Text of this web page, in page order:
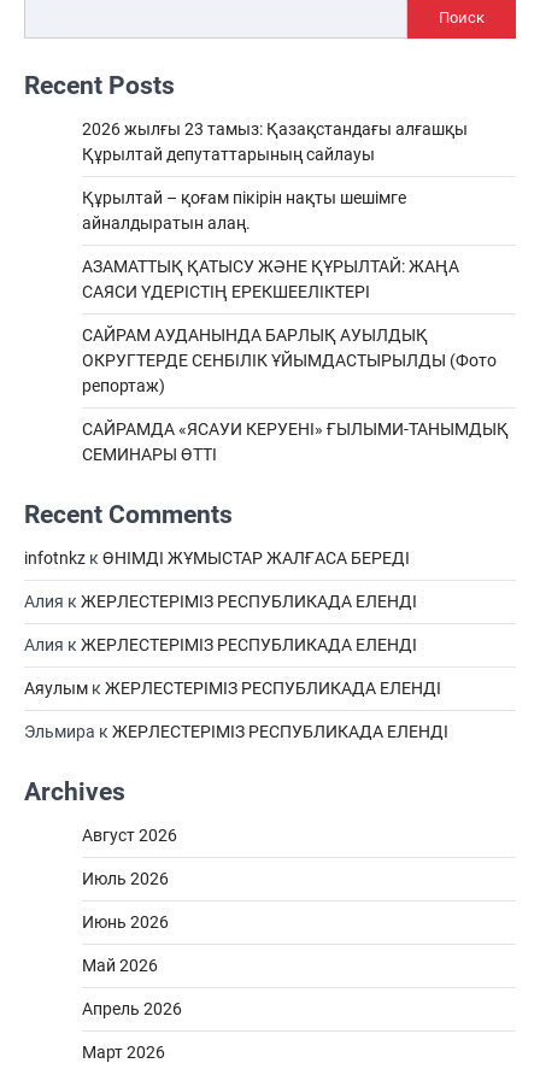
Поиск
Recent Posts
2026 жылғы 23 тамыз: Қазақстандағы алғашқы
Құрылтай депутаттарының сайлауы
Құрылтай – қоғам пікірін нақты шешімге
айналдыратын алаң.
АЗАМАТТЫҚ ҚАТЫСУ ЖӘНЕ ҚҰРЫЛТАЙ: ЖАҢА
САЯСИ ҮДЕРІСТІҢ ЕРЕКШEЕЛІКТЕРІ
САЙРАМ АУДАНЫНДА БАРЛЫҚ АУЫЛДЫҚ
ОКРУГТЕРДЕ СЕНБІЛІК ҰЙЫМДАСТЫРЫЛДЫ (Фото
репортаж)
САЙРАМДА «ЯСАУИ КЕРУЕНІ» ҒЫЛЫМИ-ТАНЫМДЫҚ
СЕМИНАРЫ ӨТТІ
Recent Comments
infotnkz к ӨНІМДІ ЖҰМЫСТАР ЖАЛҒАСА БЕРЕДІ
Алия к ЖЕРЛЕСТЕРІМІЗ РЕСПУБЛИКАДА ЕЛЕНДІ
Алия к ЖЕРЛЕСТЕРІМІЗ РЕСПУБЛИКАДА ЕЛЕНДІ
Аяулым к ЖЕРЛЕСТЕРІМІЗ РЕСПУБЛИКАДА ЕЛЕНДІ
Эльмира к ЖЕРЛЕСТЕРІМІЗ РЕСПУБЛИКАДА ЕЛЕНДІ
Archives
Август 2026
Июль 2026
Июнь 2026
Май 2026
Апрель 2026
Март 2026